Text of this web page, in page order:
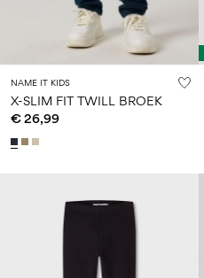
NAME IT KIDS
X-SLIM FIT TWILL BROEK
€ 26,99